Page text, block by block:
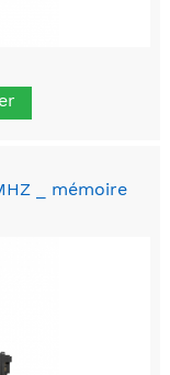
_ mémoire